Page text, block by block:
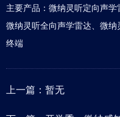
主要产品：微纳灵听定向声学
微纳灵听全向声学雷达、微
终端
上一篇：暂无